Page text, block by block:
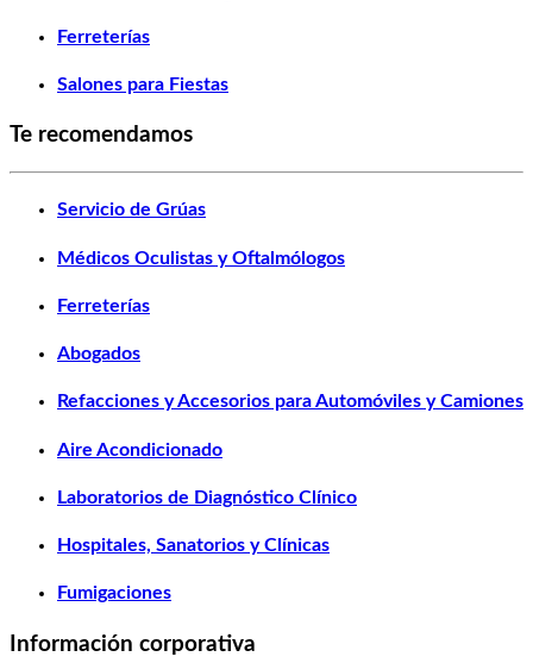
Ferreterías
Salones para Fiestas
Te recomendamos
Servicio de Grúas
Médicos Oculistas y Oftalmólogos
Ferreterías
Abogados
Refacciones y Accesorios para Automóviles y Camiones
Aire Acondicionado
Laboratorios de Diagnóstico Clínico
Hospitales, Sanatorios y Clínicas
Fumigaciones
Información corporativa